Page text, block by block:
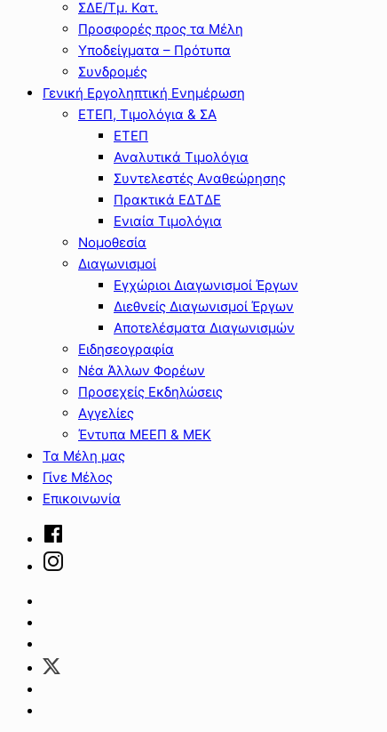
ΣΔΕ/Τμ. Κατ.
Προσφορές προς τα Μέλη
Υποδείγματα – Πρότυπα
Συνδρομές
Γενική Εργοληπτική Ενημέρωση
ΕΤΕΠ, Τιμολόγια & ΣΑ
ΕΤΕΠ
Αναλυτικά Τιμολόγια
Συντελεστές Αναθεώρησης
Πρακτικά ΕΔΤΔΕ
Ενιαία Τιμολόγια
Νομοθεσία
Διαγωνισμοί
Εγχώριοι Διαγωνισμοί Έργων
Διεθνείς Διαγωνισμοί Έργων
Αποτελέσματα Διαγωνισμών
Ειδησεογραφία
Νέα Άλλων Φορέων
Προσεχείς Εκδηλώσεις
Αγγελίες
Έντυπα ΜΕΕΠ & ΜΕΚ
Τα Μέλη μας
Γίνε Μέλος
Επικοινωνία